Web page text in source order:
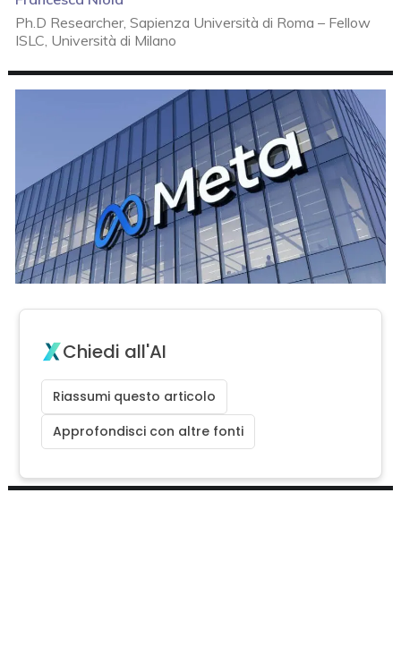
Ph.D Researcher, Sapienza Università di Roma – Fellow
ISLC, Università di Milano
Chiedi all'AI
Riassumi questo articolo
Approfondisci con altre fonti